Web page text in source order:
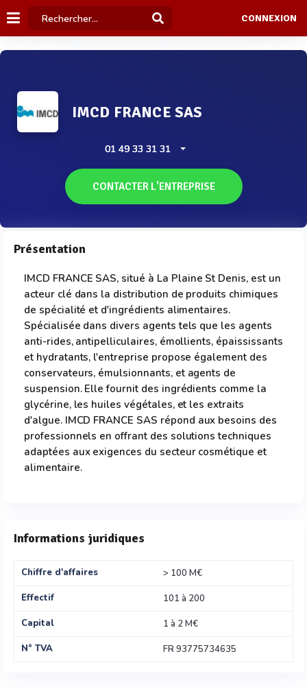
CONNEXION
IMCD FRANCE SAS
01 49 33 31 31
CONTACTER L'ENTREPRISE
Présentation
IMCD FRANCE SAS, situé à La Plaine St Denis, est un
acteur clé dans la distribution de produits chimiques
de spécialité et d'ingrédients alimentaires.
Spécialisée dans divers agents tels que les agents
anti-rides, antipelliculaires, émollients, épaississants
et hydratants, l'entreprise propose également des
conservateurs, émulsionnants, et agents de
suspension. Elle fournit des ingrédients comme la
glycérine, les huiles végétales, et les extraits
d'algue. IMCD FRANCE SAS répond aux besoins des
professionnels en offrant des solutions techniques
adaptées aux exigences du secteur cosmétique et
alimentaire.
Informations juridiques
Chiffre d'affaires
> 100 M€
Effectif
101 à 200
Capital
1 à 2 M€
N° TVA
FR 93775734635